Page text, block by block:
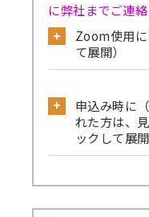
に弊社までご連
Zoom使用
て展開）
ングをお試しく
確認はこちら
→Skype／
申込み時に
れた方は、
ックして展開
ミナーの録画動